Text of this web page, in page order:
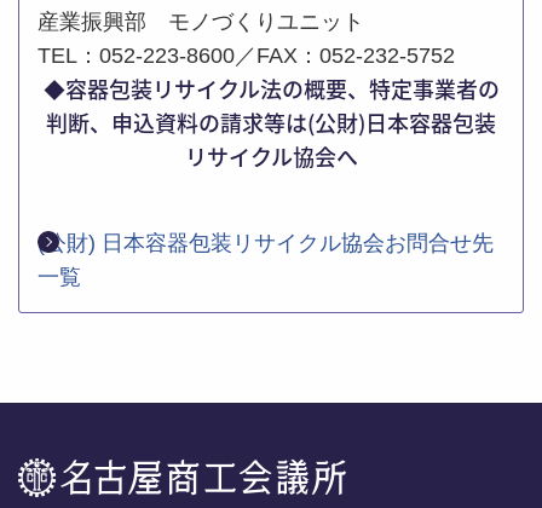
産業振興部 モノづくりユニット
TEL：052-223-8600／FAX：052-232-5752
◆容器包装リサイクル法の概要、特定事業者の
判断、申込資料の請求等は(公財)日本容器包装
リサイクル協会へ
(公財) 日本容器包装リサイクル協会お問合せ先
一覧